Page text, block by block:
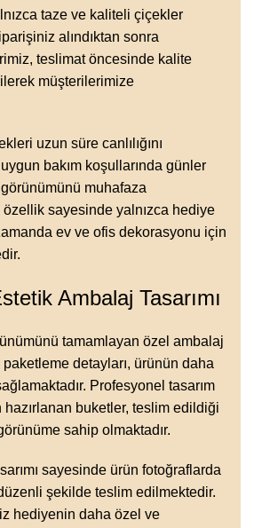
taze ve kaliteli çiçekler
alındıktan sonra
teslimat öncesinde kalite
müşterilerimize
uzun süre canlılığını
bakım koşullarında günler
muhafaza
sayesinde yalnızca hediye
ev ve ofis dekorasyonu için
Ambalaj Tasarımı
tamamlayan özel ambalaj
detayları, ürünün daha
Profesyonel tasarım
hazırlanan buketler, teslim edildiği
sahip olmaktadır.
sayesinde ürün fotoğraflarda
şekilde teslim edilmektedir.
hediyenin daha özel ve